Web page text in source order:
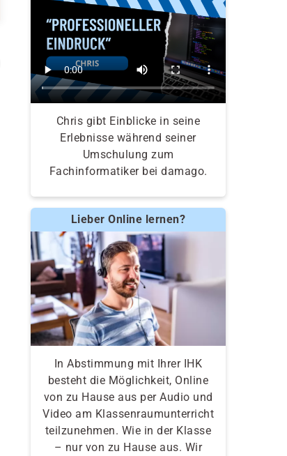
Chris gibt Einblicke in seine
Erlebnisse während seiner
Umschulung zum
Fachinformatiker bei damago.
Lieber Online lernen?
In Abstimmung mit Ihrer IHK
besteht die Möglichkeit, Online
von zu Hause aus per Audio und
Video am Klassenraumunterricht
teilzunehmen. Wie in der Klasse
– nur von zu Hause aus. Wir